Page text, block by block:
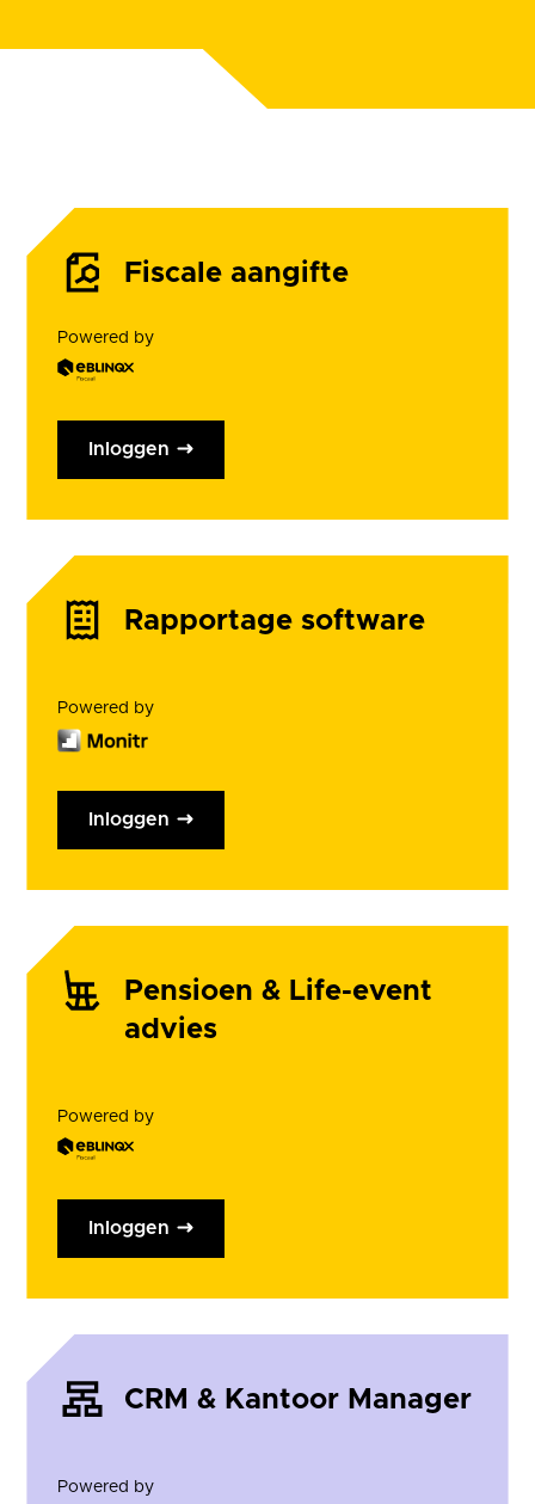
Fiscale aangifte
Powered by
Inloggen
Rapportage software
Powered by
Inloggen
Pensioen & Life-event
advies
Powered by
Inloggen
CRM & Kantoor Manager
Powered by